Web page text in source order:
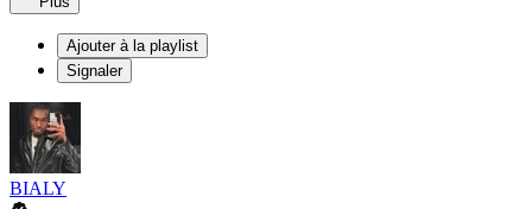
Ajouter à la playlist
Signaler
BIALY